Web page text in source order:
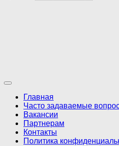
Главная
Часто задаваемые
Вакансии
Партнерам
Контакты
Политика